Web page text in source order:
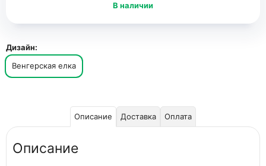
В наличии
Дизайн:
Венгерская елка
Описание Доставка Оплата
Описание